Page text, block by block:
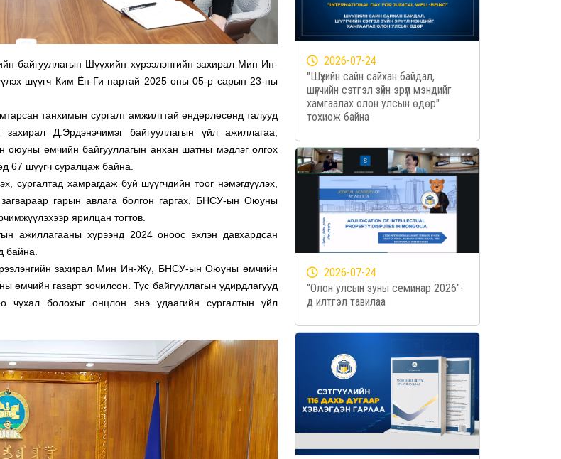
байгууллагын Шүүхийн хүрээлэнгийн захирал Мин Ин-
шүүгч Ким Ён-Ги нартай 2025 оны 05-р сарын 23-ны
танхимын сургалт амжилттай өндөрлөсөнд талууд
Д.Эрдэнэчимэг байгууллагын үйл ажиллагаа,
оюуны өмчийн байгууллагын анхан шатны мэдлэг олгох
67 шүүгч суралцаж байна.
сургалтад хамрагдаж буй шүүгчдийн тоог нэмэгдүүлэх,
гарын авлага болгон гаргах, БНСУ-ын Оюуны
ярилцан тогтов.
ажиллагааны хүрээнд 2024 оноос эхлэн давхардсан
байна.
захирал Мин Ин-Жү, БНСУ-ын Оюуны өмчийн
газарт зочилсон. Тус байгууллагын удирдлагууд
чухал болохыг онцлон энэ удаагийн сургалтын үйл
2026-07-24
"Шүүхийн сайн сайхан байдал,
шүүгчийн сэтгэл зүйн эрүүл мэндийг
хамгаалах олон улсын өдөр"
тохиож байна
2026-07-24
"Олон улсын зуны семинар 2026"-
д илтгэл тавилаа